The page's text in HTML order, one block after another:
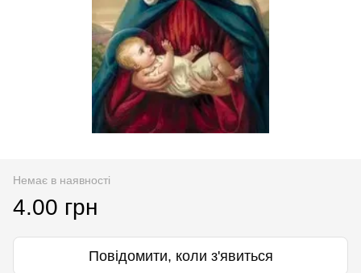
Немає в наявності
4.00 грн
Повідомити, коли з'явиться